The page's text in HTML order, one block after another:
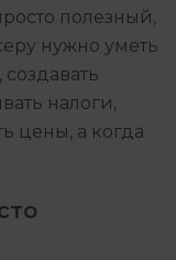
полезный,
нужно уметь
налоги,
цены, а когда